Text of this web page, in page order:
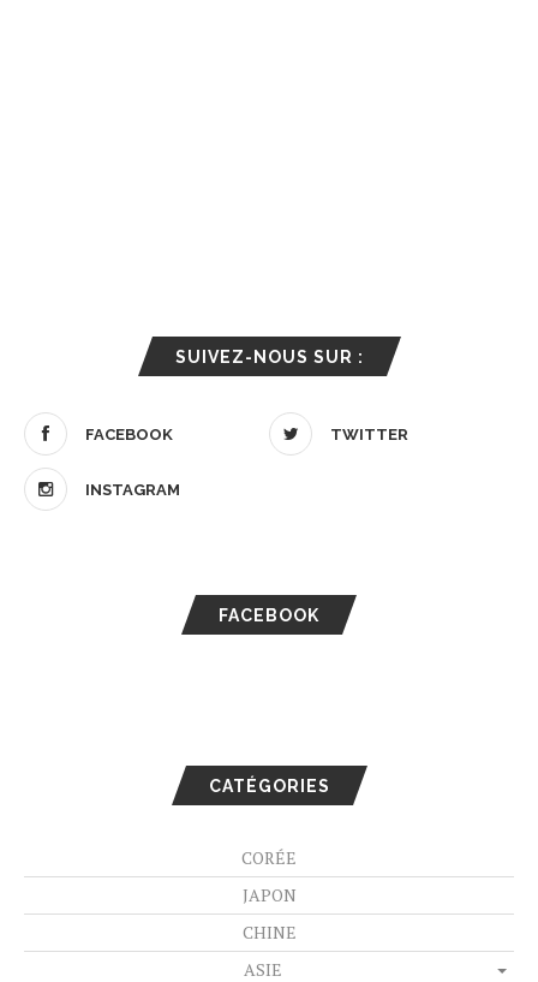
SUIVEZ-NOUS SUR :
FACEBOOK TWITTER
INSTAGRAM
FACEBOOK
CATÉGORIES
CORÉE
JAPON
CHINE
ASIE